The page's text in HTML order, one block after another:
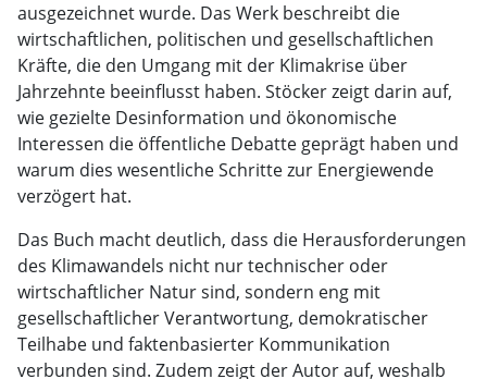
ausgezeichnet wurde. Das Werk beschreibt die
wirtschaftlichen, politischen und gesellschaftlichen
Kräfte, die den Umgang mit der Klimakrise über
Jahrzehnte beeinflusst haben. Stöcker zeigt darin auf,
wie gezielte Desinformation und ökonomische
Interessen die öffentliche Debatte geprägt haben und
warum dies wesentliche Schritte zur Energiewende
verzögert hat.
Das Buch macht deutlich, dass die Herausforderungen
des Klimawandels nicht nur technischer oder
wirtschaftlicher Natur sind, sondern eng mit
gesellschaftlicher Verantwortung, demokratischer
Teilhabe und faktenbasierter Kommunikation
verbunden sind. Zudem zeigt der Autor auf, weshalb